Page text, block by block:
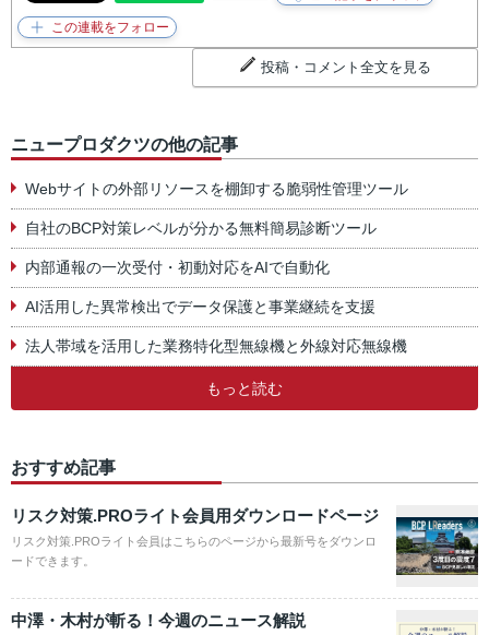
投稿・コメント全文を見る
ニュープロダクツの他の記事
Webサイトの外部リソースを棚卸する脆弱性管理ツール
自社のBCP対策レベルが分かる無料簡易診断ツール
内部通報の一次受付・初動対応をAIで自動化
AI活用した異常検出でデータ保護と事業継続を支援
法人帯域を活用した業務特化型無線機と外線対応無線機
もっと読む
おすすめ記事
リスク対策.PROライト会員用ダウンロードページ
リスク対策.PROライト会員はこちらのページから最新号をダウンロ
ードできます。
中澤・木村が斬る！今週のニュース解説